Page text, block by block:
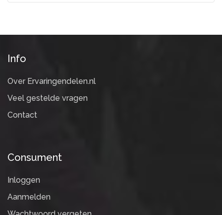
Info
Over Ervaringendelen.nl
Veel gestelde vragen
Contact
Consument
Inloggen
Aanmelden